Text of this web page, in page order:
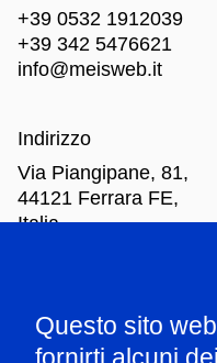
Questo sito
+39 0532 1912039
+39 342 5476621
info@meisweb.it
Indirizzo
Via Piangipane, 81,
44121 Ferrara FE,
Italia
Mar-Dom: dalle 10.00